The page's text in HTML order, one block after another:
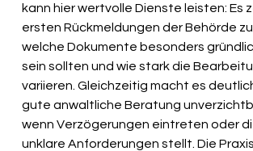
kann hier wertvolle Dienste leisten: Es
ersten Rückmeldungen der Behörde
welche Dokumente besonders
sein sollten und wie stark die
variieren. Gleichzeitig macht es
gute anwaltliche Beratung
wenn Verzögerungen eintreten oder
unklare Anforderungen stellt. Die